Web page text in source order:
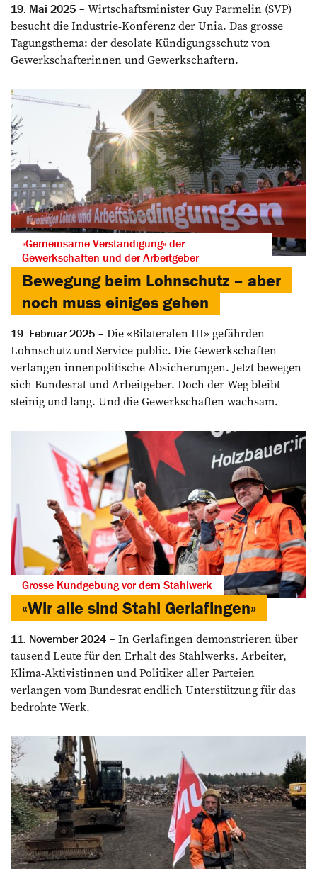
19. Mai 2025
Wirtschaftsminister Guy Parmelin (SVP)
besucht die Industrie-Konferenz der Unia. Das grosse
Tagungsthema: der desolate Kündigungsschutz von
Gewerkschafterinnen und Gewerkschaftern.
«Gemeinsame Verständigung» der
Gewerkschaften und der Arbeitgeber
Bewegung beim Lohnschutz – aber
noch muss einiges gehen
19. Februar 2025
Die «Bilateralen III» gefährden
Lohnschutz und Service public. Die Gewerkschaften
verlangen innenpolitische Absicherungen. Jetzt bewegen
sich Bundesrat und Arbeitgeber. Doch der Weg bleibt
steinig und lang. Und die Gewerkschaften wachsam.
Grosse Kundgebung vor dem Stahlwerk
«Wir alle sind Stahl Gerlafingen»
11. November 2024
In Gerlafingen demonstrieren über
tausend Leute für den Erhalt des Stahlwerks. Arbeiter,
Klima-Aktivistinnen und Politiker aller Parteien
verlangen vom Bundesrat endlich Unterstützung für das
bedrohte Werk.